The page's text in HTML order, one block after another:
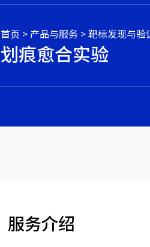
首页 > 产品与服务 >靶标发现与验
划痕愈合实验
服务介绍